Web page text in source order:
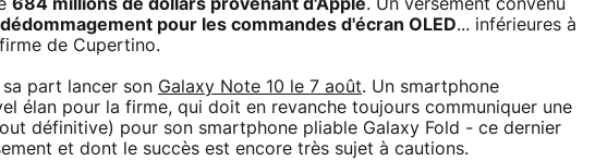
684 millions de dollars provenant d'Apple. Un versement convenu
dédommagement pour les commandes d'écran OLED... inférieures à
de Cupertino.
part lancer son Galaxy Note 10 le 7 août. Un smartphone
élan pour la firme, qui doit en revanche toujours communiquer une
définitive) pour son smartphone pliable Galaxy Fold - ce dernier
et dont le succès est encore très sujet à cautions.